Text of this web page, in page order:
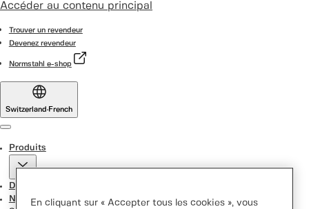
Accéder au contenu principal
Trouver un revendeur
Devenez revendeur
Normstahl e-shop
Switzerland ·French
Produits
Door Designer
NouvellesEn cliquant sur « Accepter tous les cookies », vous